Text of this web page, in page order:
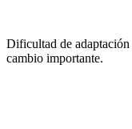
Dificultad de adaptación
cambio importante.